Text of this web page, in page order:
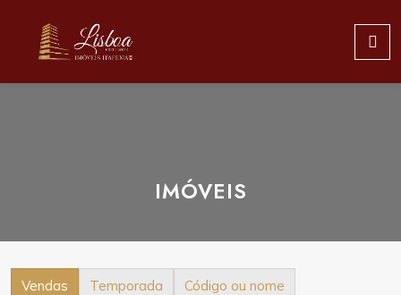
IMÓVEIS
Vendas Temporada Código ou nome